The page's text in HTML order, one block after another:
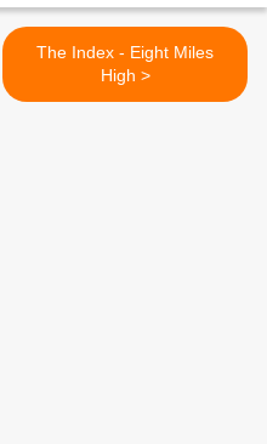
The Index - Eight Miles
High >